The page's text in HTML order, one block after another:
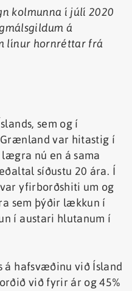
kolmunna í júlí 2020
á
línur hornréttar frá
sem og í
var hitastig í
nú en á sama
síðustu 20 ára. Í
yfirborðshiti um og
sem þýðir lækkun í
í austari hlutanum í
á hafsvæðinu við Ísland
við fyrir ár og 45%